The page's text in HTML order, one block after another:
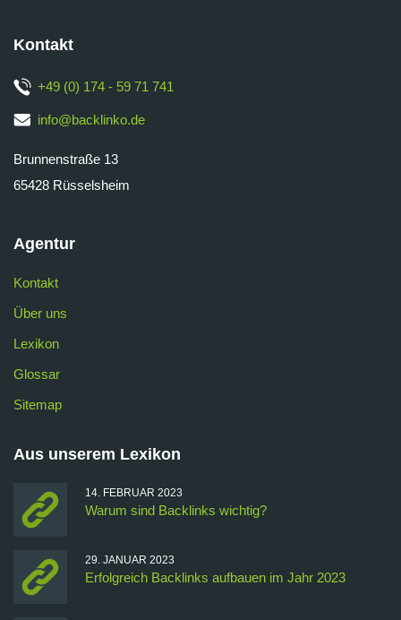
Kontakt
+49 (0) 174 - 59 71 741
info@backlinko.de
Brunnenstraße 13
65428 Rüsselsheim
Agentur
Kontakt
Über uns
Lexikon
Glossar
Sitemap
Aus unserem Lexikon
14. FEBRUAR 2023
Warum sind Backlinks wichtig?
29. JANUAR 2023
Erfolgreich Backlinks aufbauen im Jahr 2023